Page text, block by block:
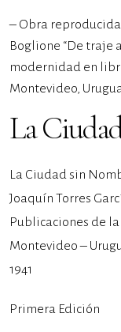
– Obra
Boglione “De traje
modernidad en
Montevideo,
La
La Ciudad sin
Joaquín Torres
Publicaciones de
Montevideo –
1941
Primera Edición